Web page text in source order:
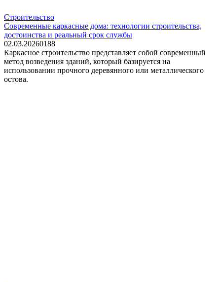
Строительство
Современные каркасные дома: технологии строительства,
достоинства и реальный срок службы
02.03.20260188
Каркасное строительство представляет собой современный
метод возведения зданий, который базируется на
использовании прочного деревянного или металлического
остова.